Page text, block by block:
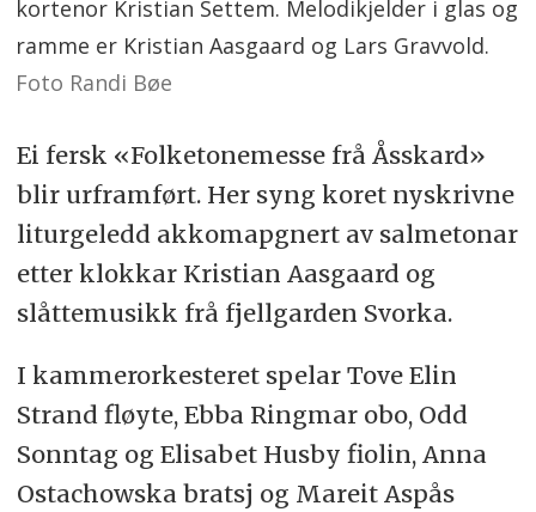
kortenor Kristian Settem. Melodikjelder i glas og
ramme er Kristian Aasgaard og Lars Gravvold.
Foto Randi Bøe
Ei fersk «Folketonemesse frå Åsskard»
blir urframført. Her syng koret nyskrivne
liturgeledd akkomapgnert av salmetonar
etter klokkar Kristian Aasgaard og
slåttemusikk frå fjellgarden Svorka.
I kammerorkesteret spelar Tove Elin
Strand fløyte, Ebba Ringmar obo, Odd
Sonntag og Elisabet Husby fiolin, Anna
Ostachowska bratsj og Mareit Aspås